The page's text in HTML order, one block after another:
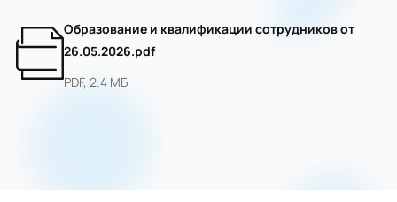
Образование и квалификации сотрудников от
26.05.2026.pdf
PDF, 2.4 МБ